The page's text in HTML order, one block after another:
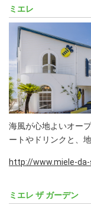
ミエレ
海風が心地よいオー
ートやドリンクと、
http://www.miele-
ミエレ ザ ガーデン